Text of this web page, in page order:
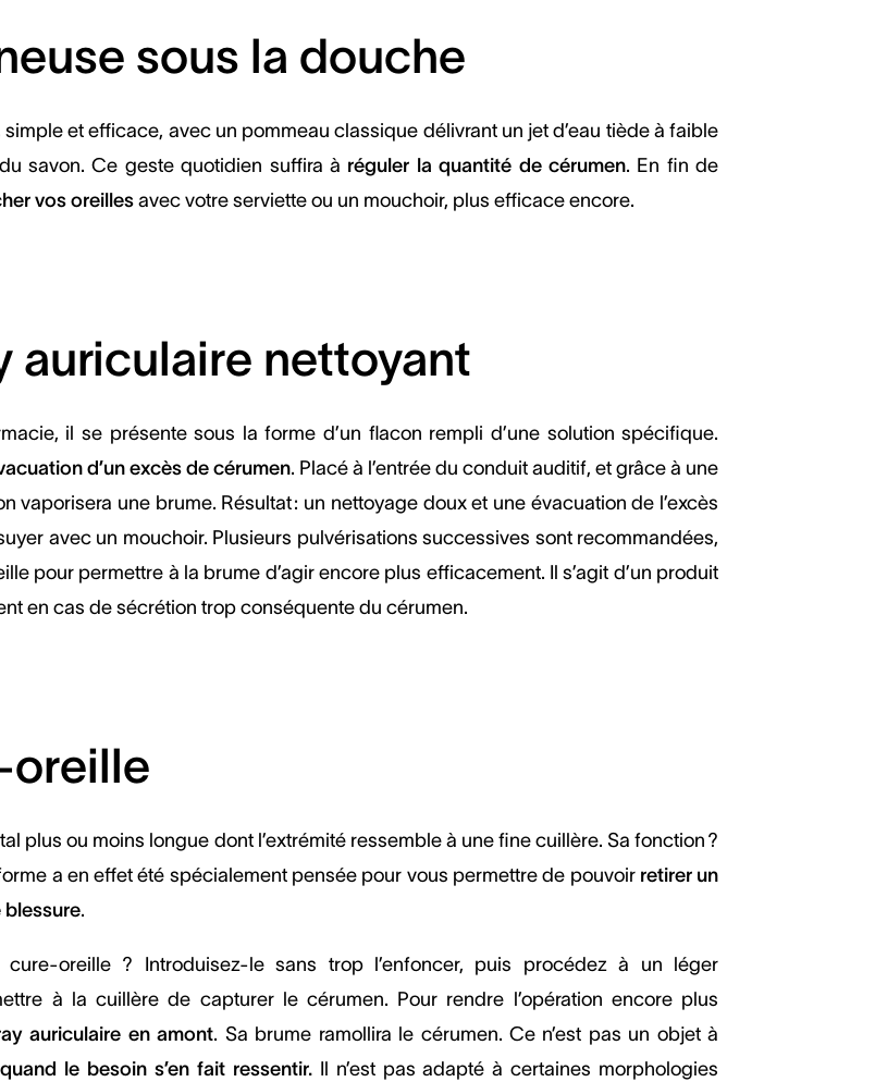
sous la douche
simple et efficace, avec un pommeau classique délivrant un jet d’eau tiède à faible
savon. Ce geste quotidien suffira à réguler la quantité de cérumen. En fin de
vos oreillesavec votre serviette ou un mouchoir, plus efficace encore.
auriculaire nettoyant
il se présente sous la forme d’un flacon rempli d’une solution spécifique.
d’un excès de cérumen. Placé à l’entrée du conduit auditif, et grâce à une
vaporisera une brume. Résultat : un nettoyage doux et une évacuation de l’excès
avec un mouchoir. Plusieurs pulvérisations successives sont recommandées,
pour permettre à la brume d’agir encore plus efficacement. Il s’agit d’un produit
en cas de sécrétion trop conséquente du cérumen.
oreille
plus ou moins longue dont l’extrémité ressemble à une fine cuillère. Sa fonction ?
a en effet été spécialement pensée pour vous permettre de pouvoir retirer un
blessure.
oreille ? Introduisez-le sans trop l’enfoncer, puis procédez à un léger
à la cuillère de capturer le cérumen. Pour rendre l’opération encore plus
auriculaire en amont. Sa brume ramollira le cérumen. Ce n’est pas un objet à
quand le besoin s’en fait ressentir.Il n’est pas adapté à certaines morphologies